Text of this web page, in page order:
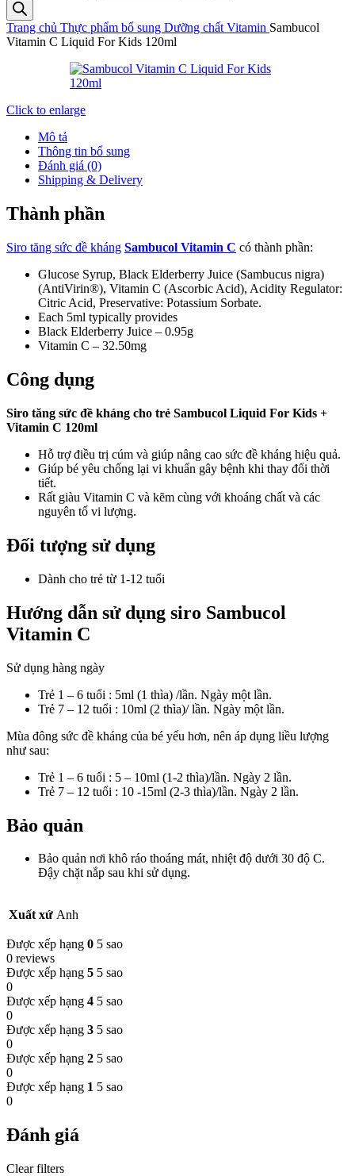
Trang chủ Thực phẩm bổ sung Dưỡng chất Vitamin Sambucol
Vitamin C Liquid For Kids 120ml
Click to enlarge
Mô tả
Thông tin bổ sung
Đánh giá (0)
Shipping & Delivery
Thành phần
Siro tăng sức đề kháng Sambucol Vitamin C có thành phần:
Glucose Syrup, Black Elderberry Juice (Sambucus nigra)
(AntiVirin®), Vitamin C (Ascorbic Acid), Acidity Regulator:
Citric Acid, Preservative: Potassium Sorbate.
Each 5ml typically provides
Black Elderberry Juice – 0.95g
Vitamin C – 32.50mg
Công dụng
Siro tăng sức đề kháng cho trẻ Sambucol Liquid For Kids +
Vitamin C 120ml
Hỗ trợ điều trị cúm và giúp nâng cao sức đề kháng hiệu quả.
Giúp bé yêu chống lại vi khuẩn gây bệnh khi thay đổi thời
tiết.
Rất giàu Vitamin C và kẽm cùng với khoáng chất và các
nguyên tố vi lượng.
Đối tượng sử dụng
Dành cho trẻ từ 1-12 tuổi
Hướng dẫn sử dụng siro Sambucol
Vitamin C
Sử dụng hàng ngày
Trẻ 1 – 6 tuổi : 5ml (1 thìa) /lần. Ngày một lần.
Trẻ 7 – 12 tuổi : 10ml (2 thìa)/ lần. Ngày một lần.
Mùa đông sức đề kháng của bé yếu hơn, nên áp dụng liều lượng
như sau:
Trẻ 1 – 6 tuổi : 5 – 10ml (1-2 thìa)/lần. Ngày 2 lần.
Trẻ 7 – 12 tuổi : 10 -15ml (2-3 thìa)/lần. Ngày 2 lần.
Bảo quản
Bảo quản nơi khô ráo thoáng mát, nhiệt độ dưới 30 độ C.
Đậy chặt nắp sau khi sử dụng.
Xuất xứ Anh
Được xếp hạng 0 5 sao
0 reviews
Được xếp hạng 5 5 sao
0
Được xếp hạng 4 5 sao
0
Được xếp hạng 3 5 sao
0
Được xếp hạng 2 5 sao
0
Được xếp hạng 1 5 sao
0
Đánh giá
Clear filters